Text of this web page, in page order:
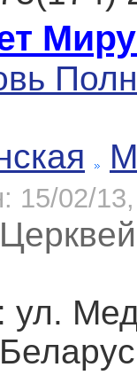
15/02/
: ул.